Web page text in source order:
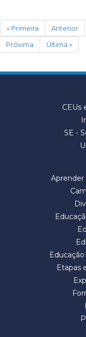
« Primeira Anterior
Próxima
Última »
CEUs
SE -
Aprender
Etapas